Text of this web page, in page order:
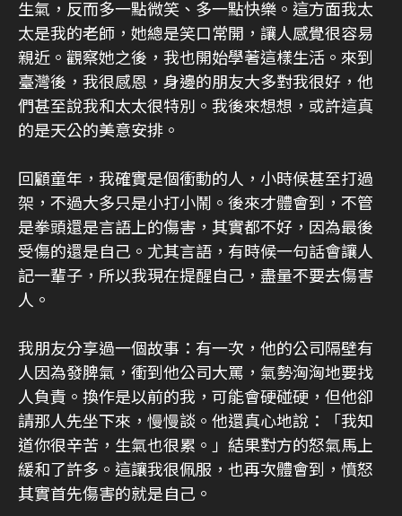
生氣，反而多一點微笑、多一點快樂。這方面我太
太是我的老師，她總是笑口常開，讓人感覺很容易
親近。觀察她之後，我也開始學著這樣生活。來到
臺灣後，我很感恩，身邊的朋友大多對我很好，他
們甚至說我和太太很特別。我後來想想，或許這真
的是天公的美意安排。
回顧童年，我確實是個衝動的人，小時候甚至打過
架，不過大多只是小打小鬧。後來才體會到，不管
是拳頭還是言語上的傷害，其實都不好，因為最後
受傷的還是自己。尤其言語，有時候一句話會讓人
記一輩子，所以我現在提醒自己，盡量不要去傷害
人。
我朋友分享過一個故事：有一次，他的公司隔壁有
人因為發脾氣，衝到他公司大罵，氣勢洶洶地要找
人負責。換作是以前的我，可能會硬碰硬，但他卻
請那人先坐下來，慢慢談。他還真心地說：「我知
道你很辛苦，生氣也很累。」結果對方的怒氣馬上
緩和了許多。這讓我很佩服，也再次體會到，憤怒
其實首先傷害的就是自己。